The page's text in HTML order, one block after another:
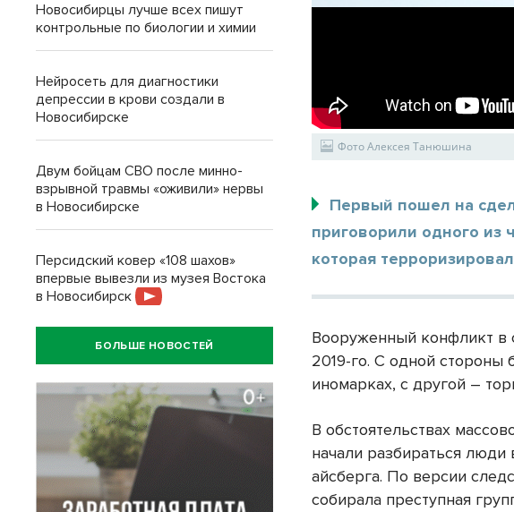
Фото Алексея Танюшина
Первый пошел на
приговорили одного из
которая
Вооруженный конфликт в
2019-го. С одной
иномарках, с другой –
В обстоятельствах
начали разбираться
айсберга. По версии
собирала преступная
Новосибирцы лучше всех пишут
контрольные по биологии и химии
Нейросеть для диагностики
депрессии в крови создали в
Новосибирске
Двум бойцам СВО после минно-
взрывной травмы «оживили» нервы
в Новосибирске
Персидский ковер «108 шахов»
впервые вывезли из музея Востока
в Новосибирск
БОЛЬШЕ НОВОСТЕЙ